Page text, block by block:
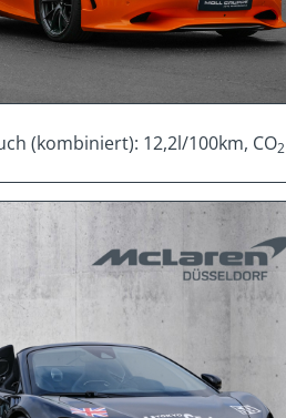
(kombiniert): 12,2l/100km, CO2